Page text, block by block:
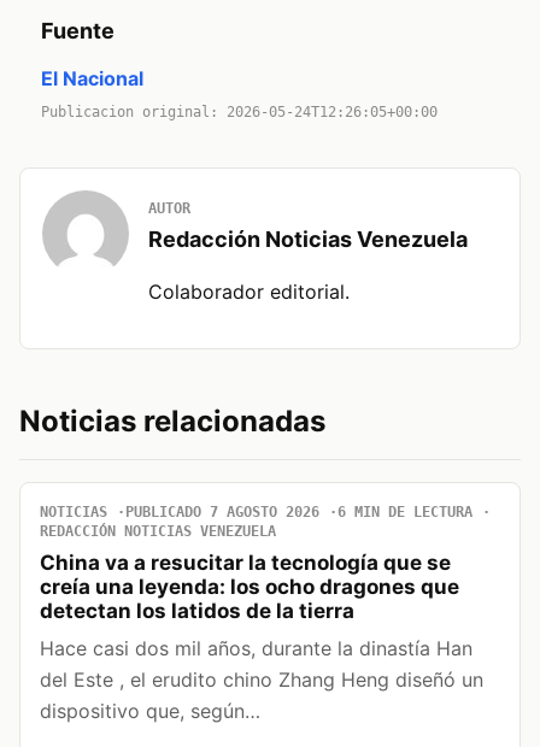
Fuente
El Nacional
Publicacion original: 2026-05-24T12:26:05+00:00
AUTOR
Redacción Noticias Venezuela
Colaborador editorial.
Noticias relacionadas
NOTICIAS PUBLICADO 7 AGOSTO 2026
6 MIN DE LECTURA
REDACCIÓN NOTICIAS VENEZUELA
China va a resucitar la tecnología que se
creía una leyenda: los ocho dragones que
detectan los latidos de la tierra
Hace casi dos mil años, durante la dinastía Han
del Este , el erudito chino Zhang Heng diseñó un
dispositivo que, según…